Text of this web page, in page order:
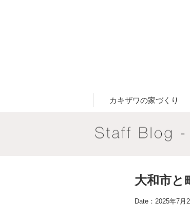
カキザワの家づくり
大和市と
Date：2025年7月